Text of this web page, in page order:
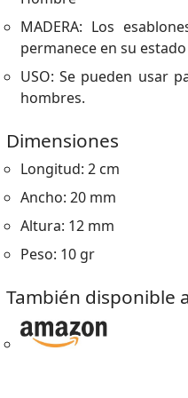
MADERA: Los
permanece en su
USO: Se pueden usar
hombres.
Dimensiones
Longitud: 2 cm
Ancho: 20 mm
Altura: 12 mm
Peso: 10 gr
También disponible